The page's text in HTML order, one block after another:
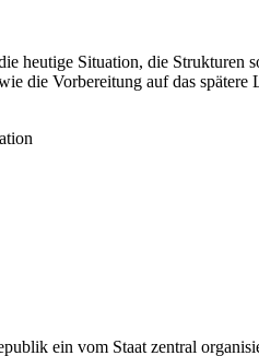
heutige Situation, die Strukturen
die Vorbereitung auf das
ein vom Staat zentral